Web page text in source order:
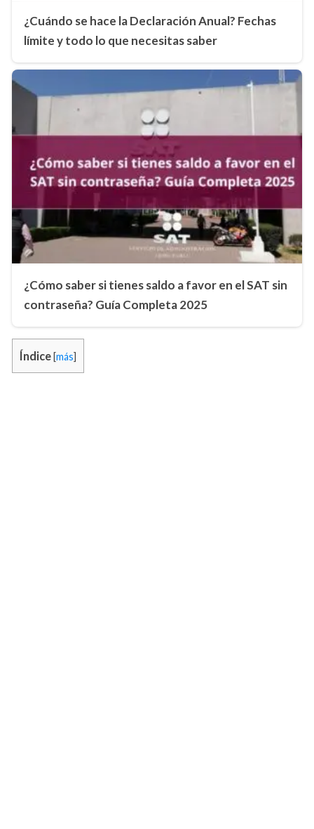
¿Cuándo se hace la Declaración Anual? Fechas
límite y todo lo que necesitas saber
¿Cómo saber si tienes saldo a favor en el SAT sin
contraseña? Guía Completa 2025
Índice [más]